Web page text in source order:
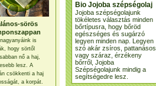
sörös
is
hogy sörtől
nő a haj,
lesz. A
csökkenti a haj
a korpát.
Bio Jojoba szépségolaj
Jojoba szépségolajunk
tökéletes választás minden
bőrtípusra, hogy bőröd
egészséges és sugárzó
legyen minden nap. Legyen
szó akár zsíros, pattanásos
vagy száraz, érzékeny
bőrről, Jojoba
Szépségolajunk mindig a
segítségedre lesz.